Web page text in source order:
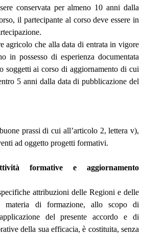
conservata per almeno 10 anni dalla
il partecipante al corso deve essere in
agricolo che alla data di entrata in vigore
in possesso di esperienza documentata
soggetti ai corso di aggiornamento di cui
5 anni dalla data di pubblicazione del
prassi di cui all’articolo 2, lettera v),
ad oggetto progetti formativi.
formative e aggiornamento
attribuzioni delle Regioni e delle
materia di formazione, allo scopo di
del presente accordo e di
della sua efficacia, è costituita, senza